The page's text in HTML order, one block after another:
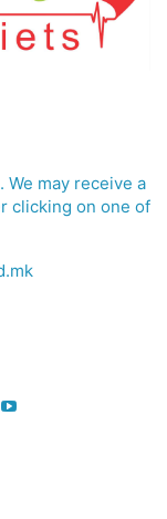
may receive a
clicking on one of